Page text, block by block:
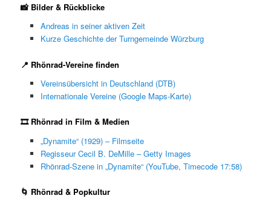
📸 Bilder & Rückblicke
Andreas in seiner aktiven Zeit
Kurze Geschichte der Turngemeinde Würzburg
📍 Rhönrad-Vereine finden
Vereinsübersicht in Deutschland (DTB)
Internationale Vereine (Google Maps-Karte)
🎞 Rhönrad in Film & Medien
„Dynamite“ (1929) – Filmseite
Regisseur Cecil B. DeMille – Getty Images
Rhönrad-Szene in „Dynamite“ (YouTube, Timecode 17:58)
🌀 Rhönrad & Popkultur